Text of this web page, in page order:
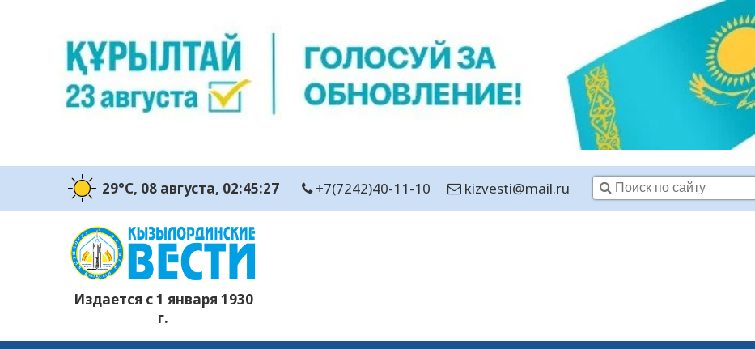
29°C, 08 августа, 02:45:28 +7(7242)40-11-10 kizvesti@mail.ru
Издается с 1 января 1930
г.